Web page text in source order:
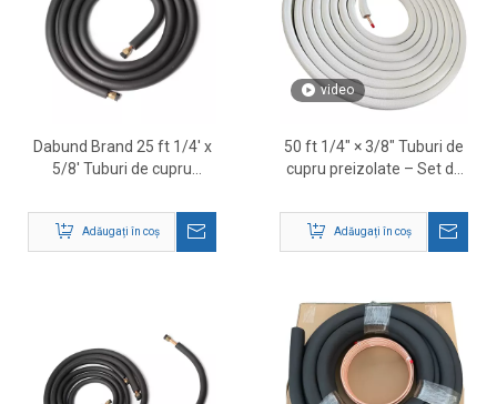
Dabund Brand 25 ft 1/4' x
5/8' Tuburi de cupru
set de mini split line HVAC
Adăugați în coș
video
50 ft 1/4″ × 3/8″ Tuburi de
cupru preizolate – Set de
Adăugați în coș